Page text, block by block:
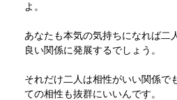
よ。
あなたも本気の気持ちになれば二
良い関係に発展するでしょう。
それだけ二人は相性がいい関係で
ての相性も抜群にいいんです。